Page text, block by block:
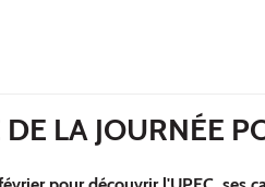
LA JOURNÉE